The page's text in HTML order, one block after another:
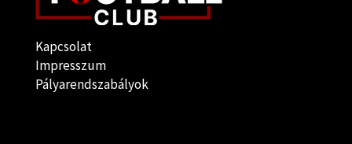
Kapcsolat
Impresszum
Pályarendszabályok